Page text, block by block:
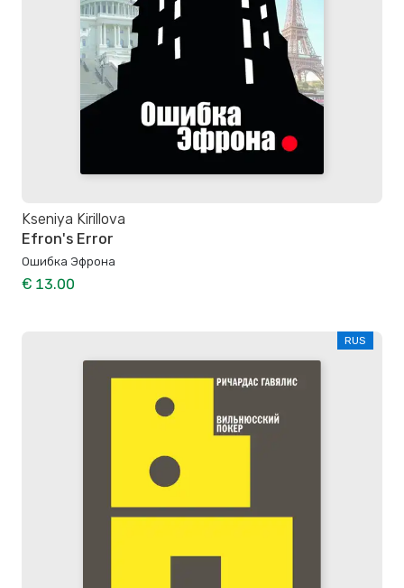
Kseniya Kirillova
Efron's Error
Ошибка Эфрона
€ 13.00
RUS